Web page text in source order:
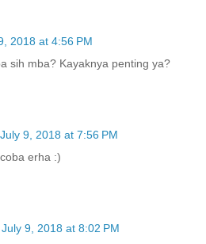
2018 at 4:56 PM
sih mba? Kayaknya penting ya?
July 9, 2018 at 7:56 PM
erha :)
July 9, 2018 at 8:02 PM